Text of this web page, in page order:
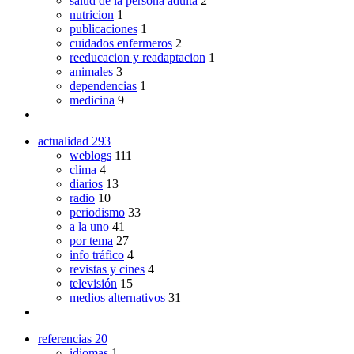
nutricion 1
publicaciones 1
cuidados enfermeros 2
reeducacion y readaptacion 1
animales 3
dependencias 1
medicina 9
actualidad 293
weblogs 111
clima 4
diarios 13
radio 10
periodismo 33
a la uno 41
por tema 27
info tráfico 4
revistas y cines 4
televisión 15
medios alternativos 31
referencias 20